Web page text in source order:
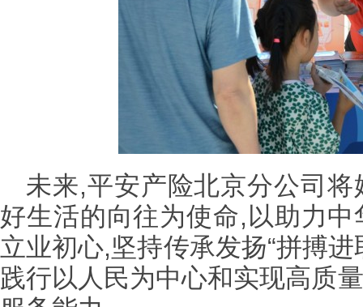
未来,平安产险北京分公司
好生活的向往为使命,以助力
立业初心,坚持传承发扬“拼搏
践行以人民为中心和实现高质